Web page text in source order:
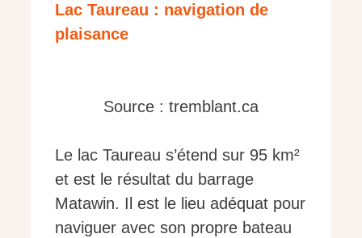
Lac Taureau : navigation de
plaisance
Source : tremblant.ca
Le lac Taureau s’étend sur 95 km²
et est le résultat du barrage
Matawin. Il est le lieu adéquat pour
naviguer avec son propre bateau